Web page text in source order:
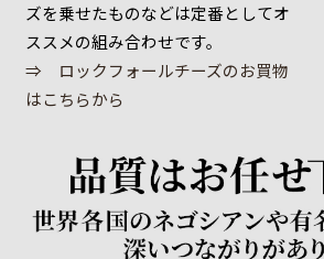
ズを乗せたものなどは定番としてオ
ススメの組み合わせです。
⇒ ロックフォールチーズのお買物
はこちらから